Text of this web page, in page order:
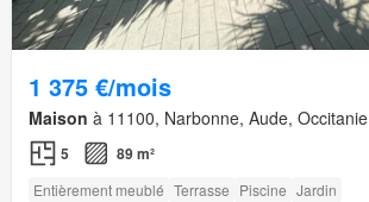
1 375 €/mois
Maison à 11100, Narbonne, Aude, Occitanie
5 89 m²
Entièrement meublé Terrasse Piscine Jardin